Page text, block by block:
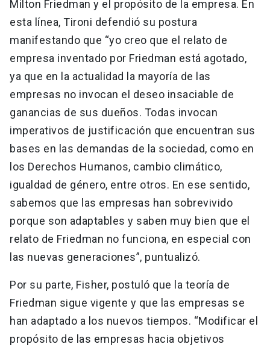
Milton Friedman y el propósito de la empresa. En
esta línea, Tironi defendió su postura
manifestando que “yo creo que el relato de
empresa inventado por Friedman está agotado,
ya que en la actualidad la mayoría de las
empresas no invocan el deseo insaciable de
ganancias de sus dueños. Todas invocan
imperativos de justificación que encuentran sus
bases en las demandas de la sociedad, como en
los Derechos Humanos, cambio climático,
igualdad de género, entre otros. En ese sentido,
sabemos que las empresas han sobrevivido
porque son adaptables y saben muy bien que el
relato de Friedman no funciona, en especial con
las nuevas generaciones”, puntualizó.
Por su parte, Fisher, postuló que la teoría de
Friedman sigue vigente y que las empresas se
han adaptado a los nuevos tiempos. “Modificar el
propósito de las empresas hacia objetivos